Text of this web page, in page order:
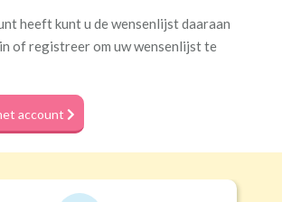
heeft kunt u de wensenlijst daaraan
of registreer om uw wensenlijst te
account